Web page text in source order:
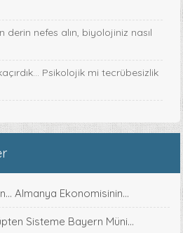
derin nefes alın, biyolojiniz nasıl
Psikolojik mi tecrübesizlik
Almanya Ekonomisinin...
Sisteme Bayern Müni...